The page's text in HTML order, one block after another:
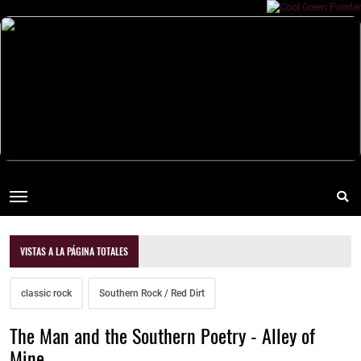
VISTAS A LA PÁGINA TOTALES
classic rock Southern Rock / Red Dirt
The Man and the Southern Poetry - Alley of